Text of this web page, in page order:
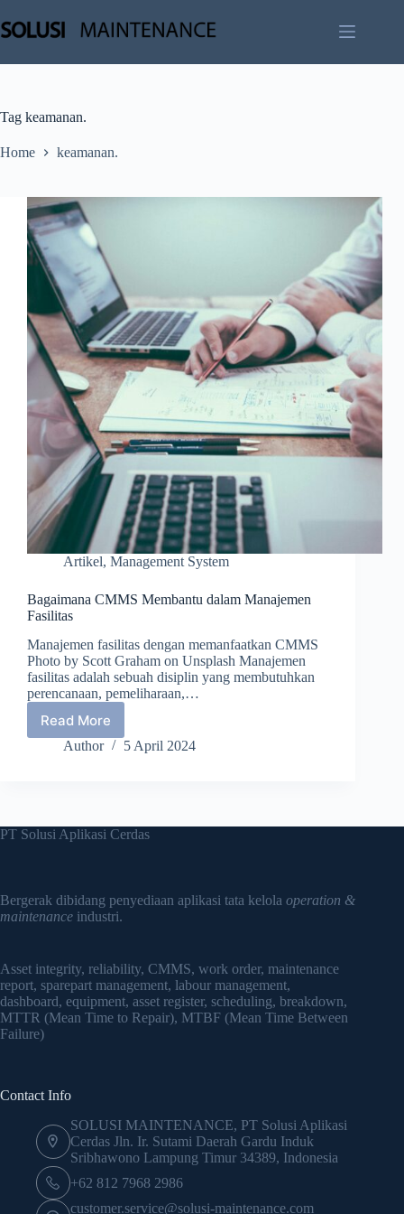
to
content
Tag keamanan.
Home keamanan.
Artikel, Management System
Bagaimana CMMS Membantu dalam Manajemen
Fasilitas
Manajemen fasilitas dengan memanfaatkan CMMS
Photo by Scott Graham on Unsplash Manajemen
fasilitas adalah sebuah disiplin yang membutuhkan
perencanaan, pemeliharaan,…
Read MoreBagaimana
CMMS
Author 5 April 2024
PT Solusi Aplikasi Cerdas
Bergerak dibidang penyediaan aplikasi tata kelola operation &
maintenance industri.
Asset integrity, reliability, CMMS, work order, maintenance
report, sparepart management, labour management,
dashboard, equipment, asset register, scheduling, breakdown,
MTTR (Mean Time to Repair), MTBF (Mean Time Between
Failure)
Contact Info
SOLUSI MAINTENANCE, PT Solusi Aplikasi
Cerdas Jln. Ir. Sutami Daerah Gardu Induk
Sribhawono Lampung Timur 34389, Indonesia
+62 812 7968 2986
customer.service@solusi-maintenance.com